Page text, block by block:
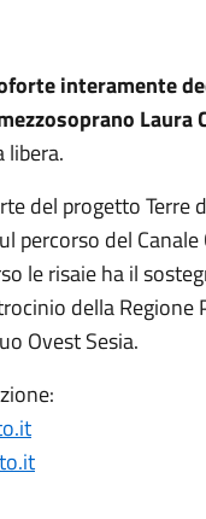
interamente
Laura
libera.
del progetto
percorso del
le risaie ha il
della
Ovest Sesia.